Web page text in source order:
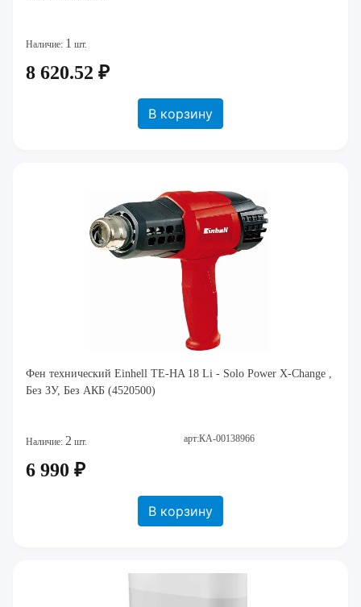
Наличие: 1 шт.
8 620.52 ₽
В корзину
Фен технический Einhell TE-HA 18 Li - Solo Power X-Change ,
Без ЗУ, Без АКБ (4520500)
Наличие: 2 шт. арт:КА-00138966
6 990 ₽
В корзину